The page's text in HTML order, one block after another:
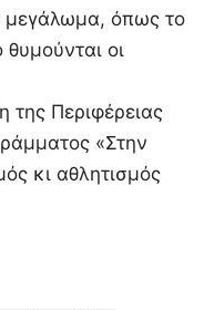
μεγάλωμα, όπως το
οι
της Περιφέρειας
«Στην
κι αθλητισμός